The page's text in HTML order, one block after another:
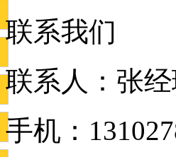
联系我们
联系人：张
手机：